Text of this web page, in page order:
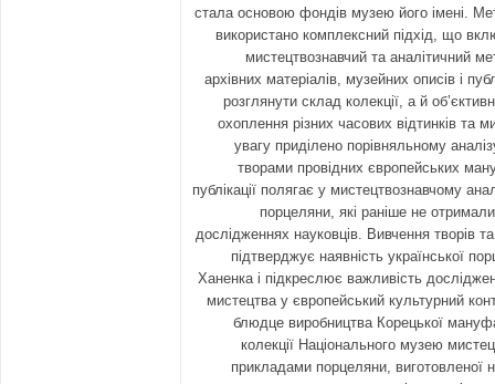
стала основою фондів музею його імені.
використано комплексний підхід, що
мистецтвознавчий та аналітичний
архівних матеріалів, музейних описів і
розглянути склад колекції, а й
охоплення різних часових відтинків та
увагу приділено порівняльному
творами провідних європейських
публікації полягає у мистецтвознавчому
порцеляни, які раніше не
дослідженнях науковців. Вивчення творів
підтверджує наявність української
Ханенка і підкреслює важливість
мистецтва у європейський культурний
блюдце виробництва Корецької
колекції Національного музею
прикладами порцеляни, виготовленої